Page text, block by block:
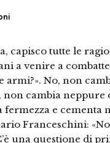
capisco tutte le
a venire a
No, non
non cambia neppure
fermezza e cementa
Franceschini:
una questione di